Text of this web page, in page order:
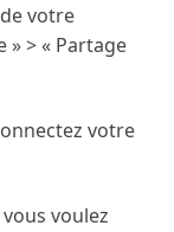
votre
» > « Partage
votre
voulez